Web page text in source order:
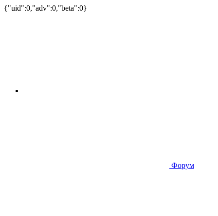
{"uid":0,"adv":0,"beta":0}
Форум